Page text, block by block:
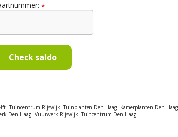
*
Check saldo
Tuincentrum Rijswijk Tuinplanten Den Haag Kamerplanten Den Haag
Den Haag Vuurwerk Rijswijk Tuincentrum Den Haag